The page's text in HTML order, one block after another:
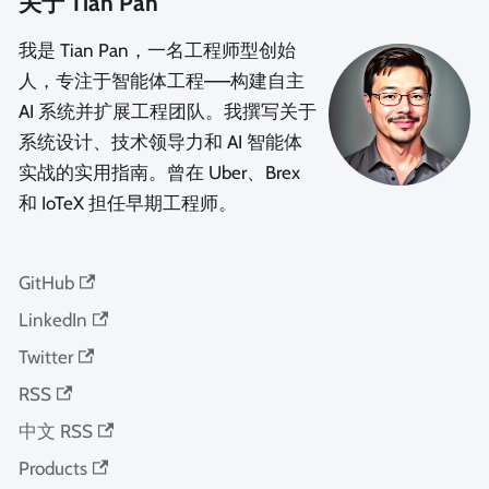
我是 Tian Pan，一名工程师型创始
人，专注于智能体工程——构建自主
AI 系统并扩展工程团队。我撰写关于
系统设计、技术领导力和 AI 智能体
实战的实用指南。曾在 Uber、Brex
和 IoTeX 担任早期工程师。
GitHub
LinkedIn
Twitter
RSS
中文 RSS
Products